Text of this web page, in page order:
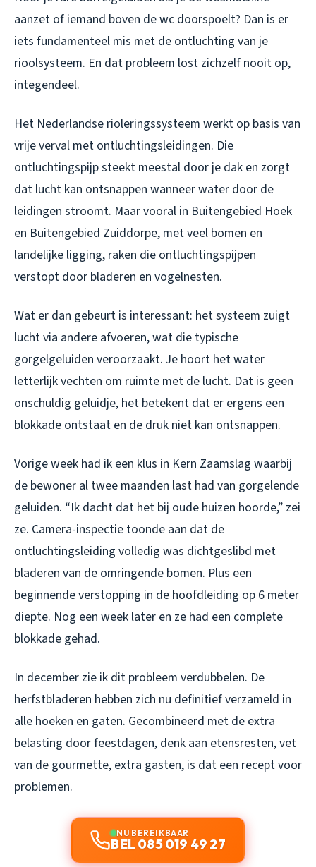
aanzet of iemand boven de wc doorspoelt? Dan is er
iets fundamenteel mis met de ontluchting van je
rioolsysteem. En dat probleem lost zichzelf nooit op,
integendeel.
Het Nederlandse rioleringssysteem werkt op basis van
vrije verval met ontluchtingsleidingen. Die
ontluchtingspijp steekt meestal door je dak en zorgt
dat lucht kan ontsnappen wanneer water door de
leidingen stroomt. Maar vooral in Buitengebied Hoek
en Buitengebied Zuiddorpe, met veel bomen en
landelijke ligging, raken die ontluchtingspijpen
verstopt door bladeren en vogelnesten.
Wat er dan gebeurt is interessant: het systeem zuigt
lucht via andere afvoeren, wat die typische
gorgelgeluiden veroorzaakt. Je hoort het water
letterlijk vechten om ruimte met de lucht. Dat is geen
onschuldig geluidje, het betekent dat er ergens een
blokkade ontstaat en de druk niet kan ontsnappen.
Vorige week had ik een klus in Kern Zaamslag waarbij
de bewoner al twee maanden last had van gorgelende
geluiden. “Ik dacht dat het bij oude huizen hoorde,” zei
ze. Camera-inspectie toonde aan dat de
ontluchtingsleiding volledig was dichtgeslibd met
bladeren van de omringende bomen. Plus een
beginnende verstopping in de hoofdleiding op 6 meter
diepte. Nog een week later en ze had een complete
blokkade gehad.
In december zie ik dit probleem verdubbelen. De
herfstbladeren hebben zich nu definitief verzameld in
alle hoeken en gaten. Gecombineerd met de extra
belasting door feestdagen, denk aan etensresten, vet
van de gourmette, extra gasten, is dat een recept voor
problemen.
NU BEREIKBAAR
BEL 085 019 49 27